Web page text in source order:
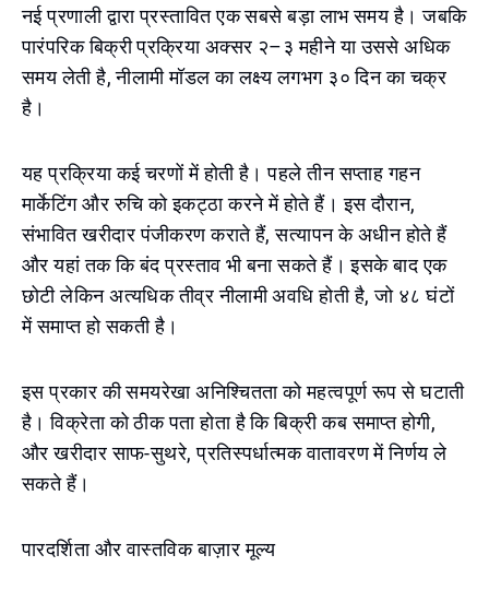
नई प्रणाली द्वारा प्रस्तावित एक सबसे बड़ा लाभ समय है। जबकि
पारंपरिक बिक्री प्रक्रिया अक्सर २–३ महीने या उससे अधिक
समय लेती है, नीलामी मॉडल का लक्ष्य लगभग ३० दिन का चक्र
है।
यह प्रक्रिया कई चरणों में होती है। पहले तीन सप्ताह गहन
मार्केटिंग और रुचि को इकट्ठा करने में होते हैं। इस दौरान,
संभावित खरीदार पंजीकरण कराते हैं, सत्यापन के अधीन होते हैं
और यहां तक कि बंद प्रस्ताव भी बना सकते हैं। इसके बाद एक
छोटी लेकिन अत्यधिक तीव्र नीलामी अवधि होती है, जो ४८ घंटों
में समाप्त हो सकती है।
इस प्रकार की समयरेखा अनिश्चितता को महत्वपूर्ण रूप से घटाती
है। विक्रेता को ठीक पता होता है कि बिक्री कब समाप्त होगी,
और खरीदार साफ-सुथरे, प्रतिस्पर्धात्मक वातावरण में निर्णय ले
सकते हैं।
पारदर्शिता और वास्तविक बाज़ार मूल्य